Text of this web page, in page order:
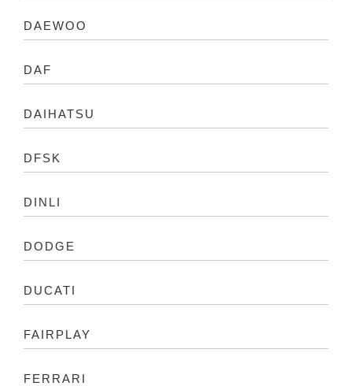
DAEWOO
DAF
DAIHATSU
DFSK
DINLI
DODGE
DUCATI
FAIRPLAY
FERRARI